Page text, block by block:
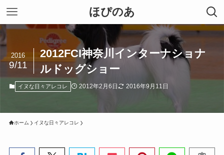
ほぴのあ
2012FCI神奈川インターナショナ
ルドッグショー
2016
9/11
イヌな日々アレコレ 2012年2月6日 2016年9月11日
ホーム イヌな日々アレコレ